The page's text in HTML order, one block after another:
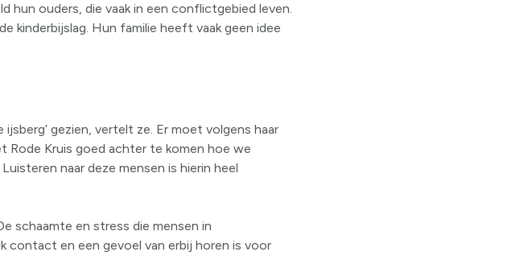
hun ouders, die vaak in een conflictgebied leven.
kinderbijslag. Hun familie heeft vaak geen idee
gezien, vertelt ze. Er moet volgens haar
Rode Kruis goed achter te komen hoe we
naar deze mensen is hierin heel
schaamte en stress die mensen in
contact en een gevoel van erbij horen is voor